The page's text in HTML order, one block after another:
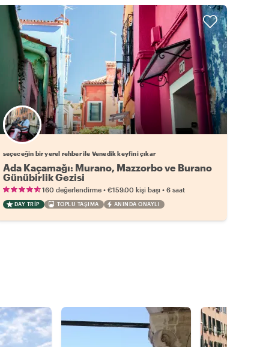
Favori yerel rehberini seç
seçeceğin bir yerel rehber ile Venedik keyfini çıkar
Ada Kaçamağı: Murano, Mazzorbo ve Burano
Günübirlik Gezisi
160 değerlendirme• €159.00 kişi başı• 6 saat
DAY TRIP TOPLU TAŞIMA ANINDA ONAYLI